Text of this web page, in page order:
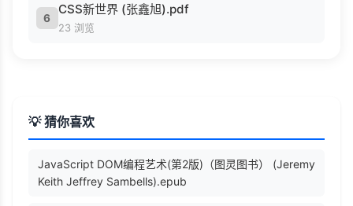
6
CSS新世界 (张鑫旭).pdf
23 浏览
💡 猜你喜欢
JavaScript DOM编程艺术(第2版)（图灵图书） (Jeremy
Keith Jeffrey Sambells).epub